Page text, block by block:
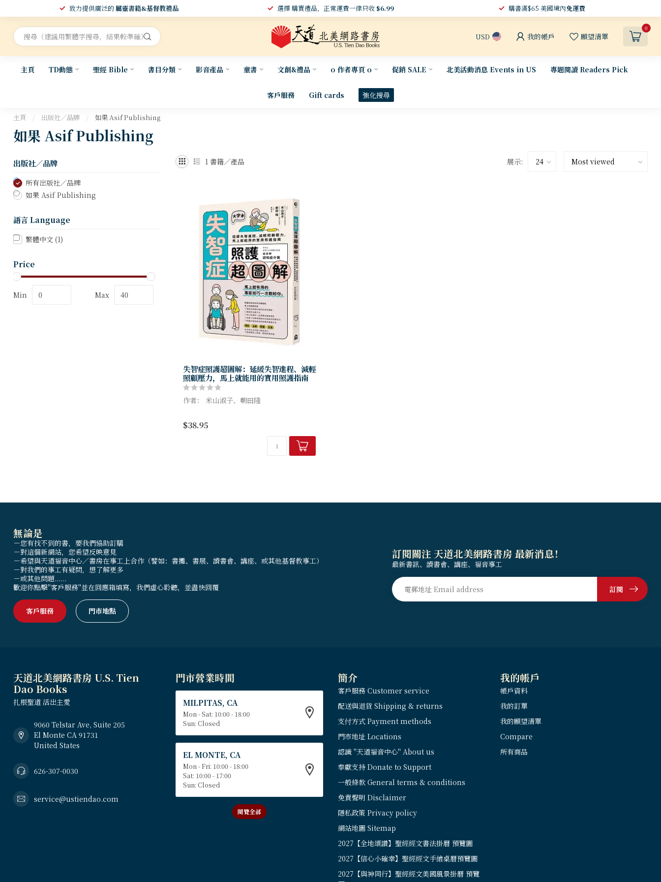
致力提供廣泛的屬靈書籍&基督教禮品 選擇 購買禮品，正常運費一律只收 $6.99 購書滿$65 美國境內免運費
USD 我的帳戶 願望清單
0
主頁 TD動態 聖經 Bible 書目分類 影音產品 童書 文創&禮品 o 作者專頁 o 促銷 SALE 北美活動消息 Events in US 專題閱讀 Readers Pick
客戶服務 Gift cards 強化搜尋
主頁 / 出版社／品牌 / 如果 Asif Publishing
如果 Asif Publishing
出版社／品牌
所有出版社／品牌
如果 Asif Publishing
語言 Language
繁體中文 (1)
Price
Min Max
1 書籍／產品 展示:
失智症照護超圖解：延緩失智進程、減輕
照顧壓力，馬上就能用的實用照護指南
作者： 米山淑子、朝田隆
延緩家人的退化？
我能同時兼顧照護和工作嗎？
失智症經常出現的困擾行為有沒有...
$38.95
無論是
－您有找不到的書，要我們協助訂購
－對這個新網站，您希望反映意見
－希望與天道福音中心／書房在事工上合作（譬如：書攤、書展、讀書會、講座、或其他基督教事工）
－對我們的事工有疑問，想了解更多
－或其他問題......
歡迎你點擊"客戶服務"並在回應箱填寫，我們虛心聆聽，並盡快回覆
客戶服務 門市地點
訂閱關注 天道北美網路書房 最新消息！
最新書訊、讀書會、講座、福音事工
訂閱
天道北美網路書房 U.S. Tien
Dao Books
扎根聖道 活出主愛
9060 Telstar Ave, Suite 205
El Monte CA 91731
United States
626-307-0030
service@ustiendao.com
門市營業時間
MILPITAS, CA
Mon - Sat: 10:00 - 18:00
Sun: Closed
EL MONTE, CA
Mon - Fri: 10:00 - 18:00
Sat: 10:00 - 17:00
Sun: Closed
閱覽全部
簡介
客戶服務 Customer service
配送與退貨 Shipping & returns
支付方式 Payment methods
門市地址 Locations
認識 "天道福音中心" About us
奉獻支持 Donate to Support
一般條款 General terms & conditions
免責聲明 Disclaimer
隱私政策 Privacy policy
網站地圖 Sitemap
2027【全地頌讚】聖經經文書法掛曆 預覽圖
2027【信心小確幸】聖經經文手繪桌曆預覽圖
2027【與神同行】聖經經文美國風景掛曆 預覽
我的帳戶
帳戶資料
我的訂單
我的願望清單
Compare
所有商品